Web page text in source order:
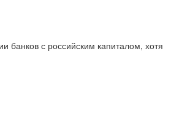
банков с российским капиталом, хотя